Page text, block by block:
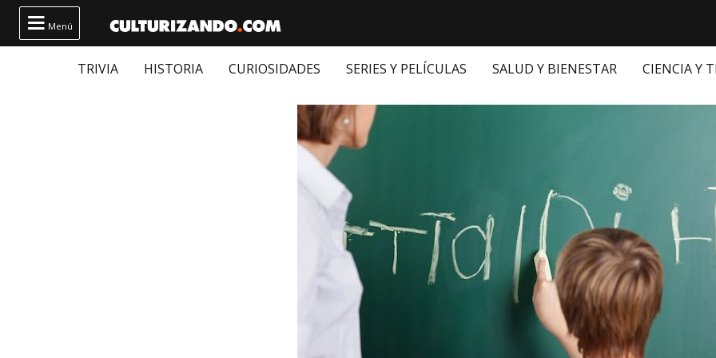
 Menú
TRIVIA HISTORIA CURIOSIDADES SERIES Y PELÍCULAS SALUD Y BIENESTAR CIENCIA Y